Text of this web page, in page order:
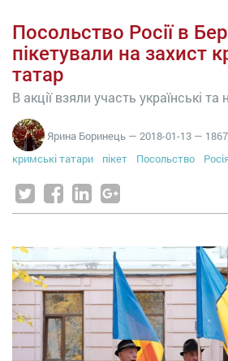
Посольство Росії в
пікетували на захист
татар
В акції взяли участь українські та
Ярина Боринець — 2018-01-13 —
кримські татари
пікет Посольство